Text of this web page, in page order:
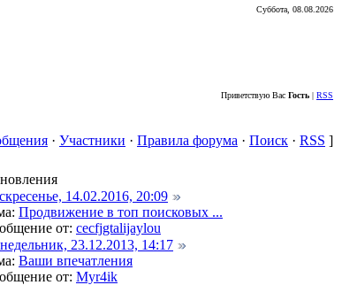
Суббота, 08.08.2026
Приветствую Вас Гость | RSS
· Участники · Правила форума · Поиск · RSS ]
14.02.2016, 20:09
Продвижение в топ поисковых ...
от: cecfjgtalijaylou
23.12.2013, 14:17
Ваши впечатления
от: Myr4ik